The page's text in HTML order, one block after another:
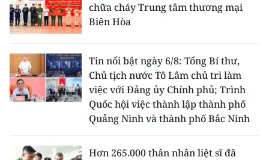
chữa cháy Trung tâm thương mại
Biên Hòa
Tin nổi bật ngày 6/8: Tổng Bí thư,
Chủ tịch nước Tô Lâm chủ trì làm
việc với Đảng ủy Chính phủ; Trình
Quốc hội việc thành lập thành phố
Quảng Ninh và thành phố Bắc Ninh
Hơn 265.000 thân nhân liệt sĩ đã